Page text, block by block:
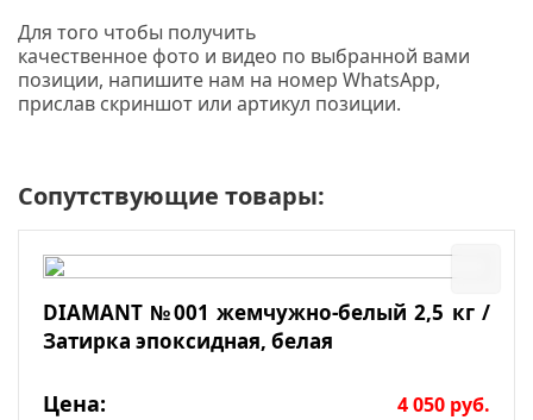
Для того чтобы получить
качественное фото и видео по выбранной вами
позиции, напишите нам на номер WhatsApp,
прислав скриншот или артикул позиции.
Сопутствующие товары:
DIAMANT №001 жемчужно-белый 2,5 кг /
Затирка эпоксидная, белая
Цена: 4 050 руб.